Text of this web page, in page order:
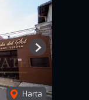
Harta
Next